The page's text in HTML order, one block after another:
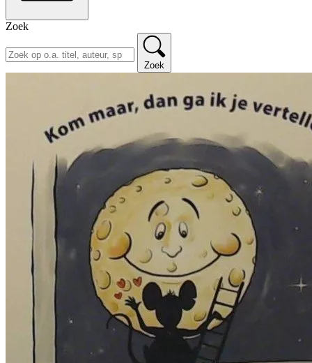
Zoek
Zoek